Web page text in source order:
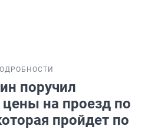
поручил
на проезд по
пройдет по